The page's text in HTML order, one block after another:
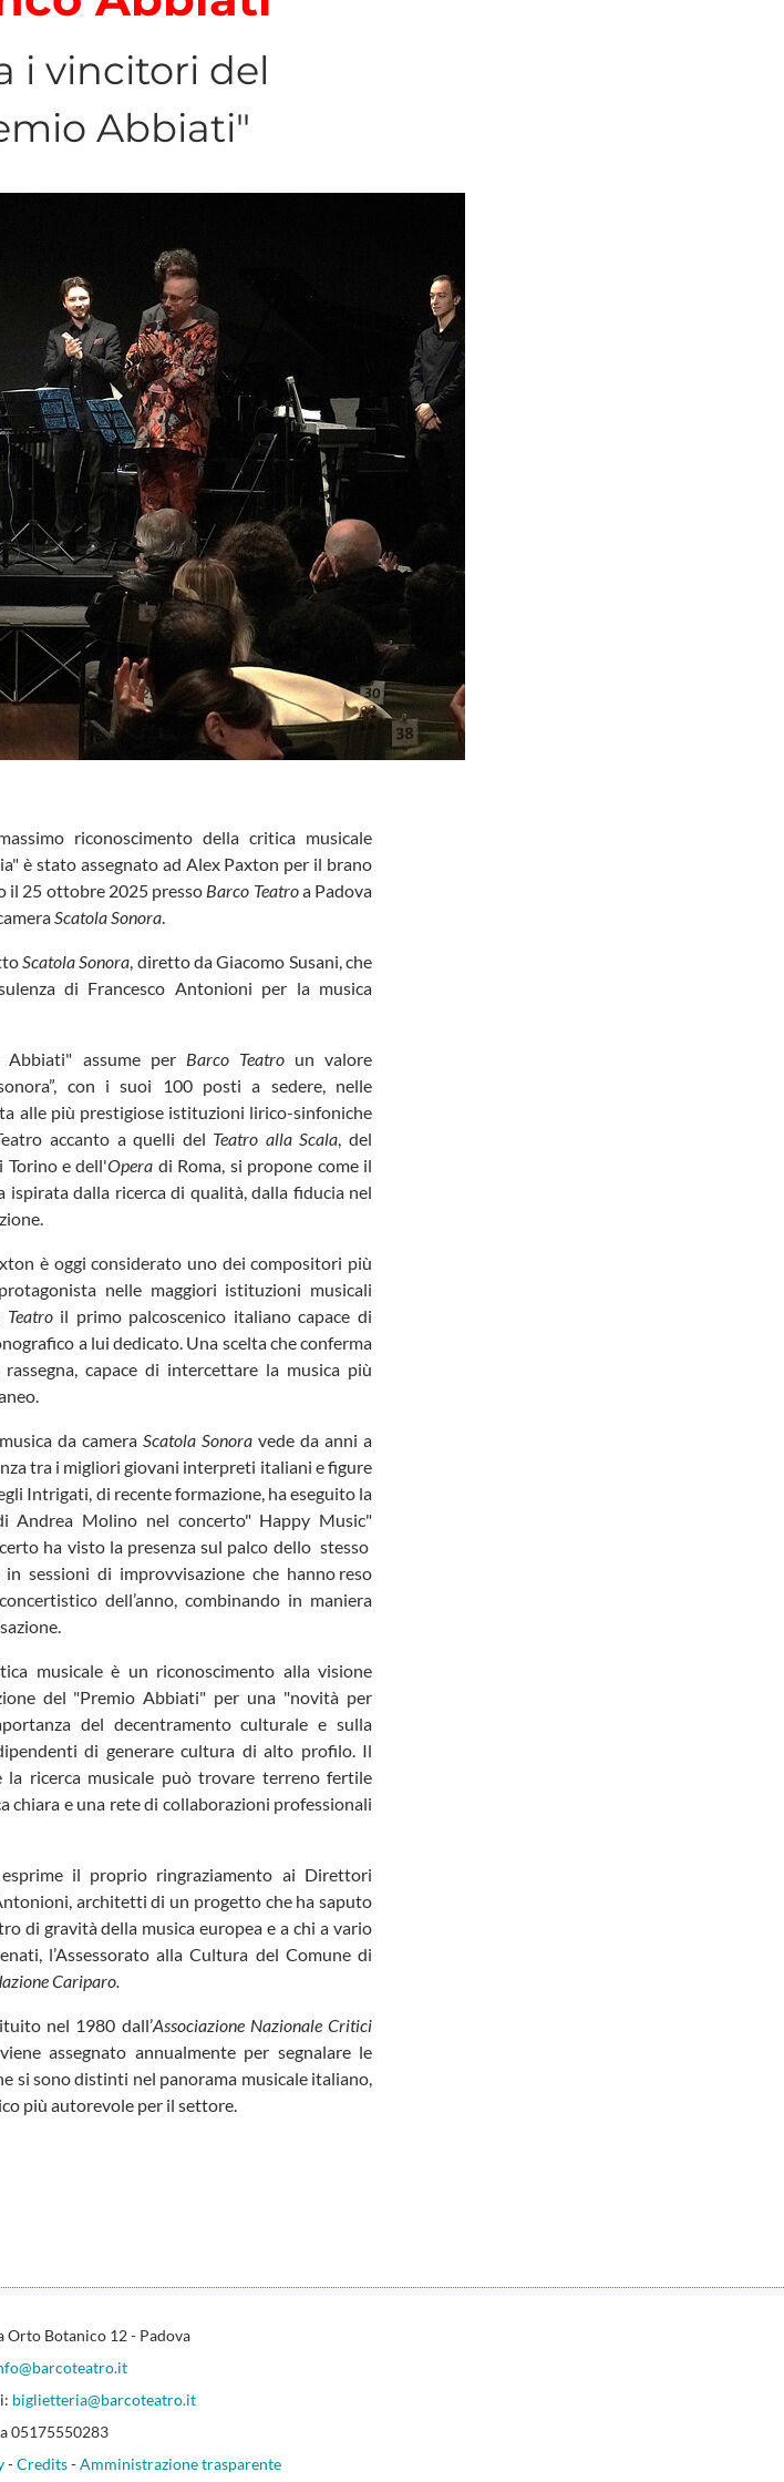
i vincitori del
Abbiati"
riconoscimento della critica musicale
è stato assegnato ad Alex Paxton per il brano
il 25 ottobre 2025 presso Barco Teatroa Padova
Scatola Sonora
Scatola Sonora , diretto da Giacomo Susani, che
di Francesco Antonioni per la musica
assume per Barco Teatroun valore
con i suoi 100 posti a sedere, nelle
alle più prestigiose istituzioni lirico-sinfoniche
accanto a quelli del Teatro alla Scala , del
e dell'Opera di Roma, si propone come il
dalla ricerca di qualità, dalla fiducia nel
è oggi considerato uno dei compositori più
nelle maggiori istituzioni musicali
Teatroil primo palcoscenico italiano capace di
a lui dedicato. Una scelta che conferma
capace di intercettare la musica più
da camera Scatola Sonora vede da anni a
tra i migliori giovani interpreti italiani e figure
Intrigati, di recente formazione, ha eseguito la
Andrea Molino nel concerto" Happy Music"
ha visto la presenza sul palco dello stesso
sessioni di improvvisazione che hanno reso
dell’anno, combinando in maniera
musicale è un riconoscimento alla visione
del "Premio Abbiati" per una "novità per
del decentramento culturale e sulla
di generare cultura di alto profilo. Il
ricerca musicale può trovare terreno fertile
chiara e una rete di collaborazioni professionali
esprime il proprio ringraziamento ai Direttori
architetti di un progetto che ha saputo
di gravità della musica europea e a chi a vario
l’Assessorato alla Cultura del Comune di
Cariparo.
nel 1980 dall’Associazione Nazionale Critici
assegnato annualmente per segnalare le
si sono distinti nel panorama musicale italiano,
più autorevole per il settore.
Orto Botanico 12 - Padova
biglietteria@barcoteatro.it
05175550283
-Credits-Amministrazione trasparente